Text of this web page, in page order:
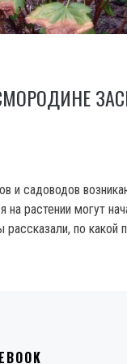
и садоводов
растении могут
рассказали, по какой